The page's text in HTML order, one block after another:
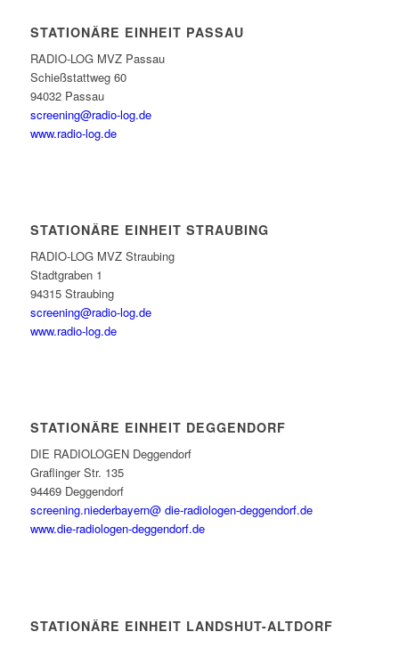
STATIONÄRE EINHEIT PASSAU
RADIO-LOG MVZ Passau
Schießstattweg 60
94032 Passau
screening@radio-log.de
www.radio-log.de
STATIONÄRE EINHEIT STRAUBING
RADIO-LOG MVZ Straubing
Stadtgraben 1
94315 Straubing
screening@radio-log.de
www.radio-log.de
STATIONÄRE EINHEIT DEGGENDORF
DIE RADIOLOGEN Deggendorf
Graflinger Str. 135
94469 Deggendorf
screening.niederbayern@ die-radiologen-deggendorf.de
www.die-radiologen-deggendorf.de
STATIONÄRE EINHEIT LANDSHUT-ALTDORF